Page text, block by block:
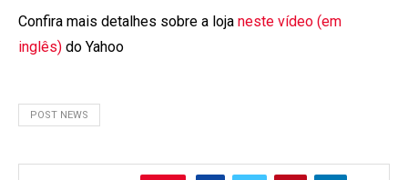
Confira mais detalhes sobre a loja neste vídeo (em
inglês) do Yahoo
POST NEWS